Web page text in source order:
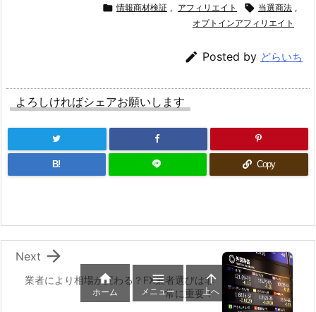
 情報商材検証 , アフィリエイト  当選商法 ,
オプトインアフィリエイト
 Posted by どらいち
よろしければシェアお願いします
B! Copy
業者により相場が変わる？FX業者選びは非
常に重要！

Next

ホーム

メニュー

上へ